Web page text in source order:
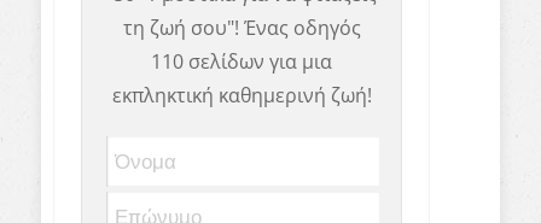
τη ζωή σου"! Ένας οδηγός
110 σελίδων για μια
εκπληκτική καθημερινή ζωή!